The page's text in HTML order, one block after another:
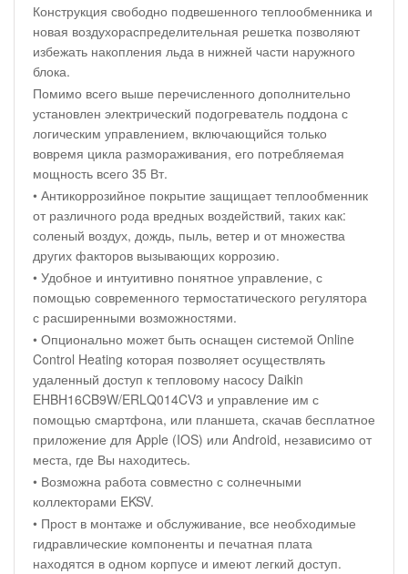
Конструкция свободно подвешенного теплообменника и
новая воздухораспределительная решетка позволяют
избежать накопления льда в нижней части наружного
блока.
Помимо всего выше перечисленного дополнительно
установлен электрический подогреватель поддона с
логическим управлением, включающийся только
вовремя цикла размораживания, его потребляемая
мощность всего 35 Вт.
• Антикоррозийное покрытие защищает теплообменник
от различного рода вредных воздействий, таких как:
соленый воздух, дождь, пыль, ветер и от множества
других факторов вызывающих коррозию.
• Удобное и интуитивно понятное управление, с
помощью современного термостатического регулятора
с расширенными возможностями.
• Опционально может быть оснащен системой Online
Control Heating которая позволяет осуществлять
удаленный доступ к тепловому насосу Daikin
EHBH16CB9W/ERLQ014CV3 и управление им с
помощью смартфона, или планшета, скачав бесплатное
приложение для Apple (IOS) или Android, независимо от
места, где Вы находитесь.
• Возможна работа совместно с солнечными
коллекторами EKSV.
• Прост в монтаже и обслуживание, все необходимые
гидравлические компоненты и печатная плата
находятся в одном корпусе и имеют легкий доступ.